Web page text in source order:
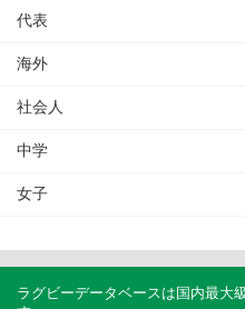
代表
海外
社会人
中学
女子
ラグビーデータベースは国内最大